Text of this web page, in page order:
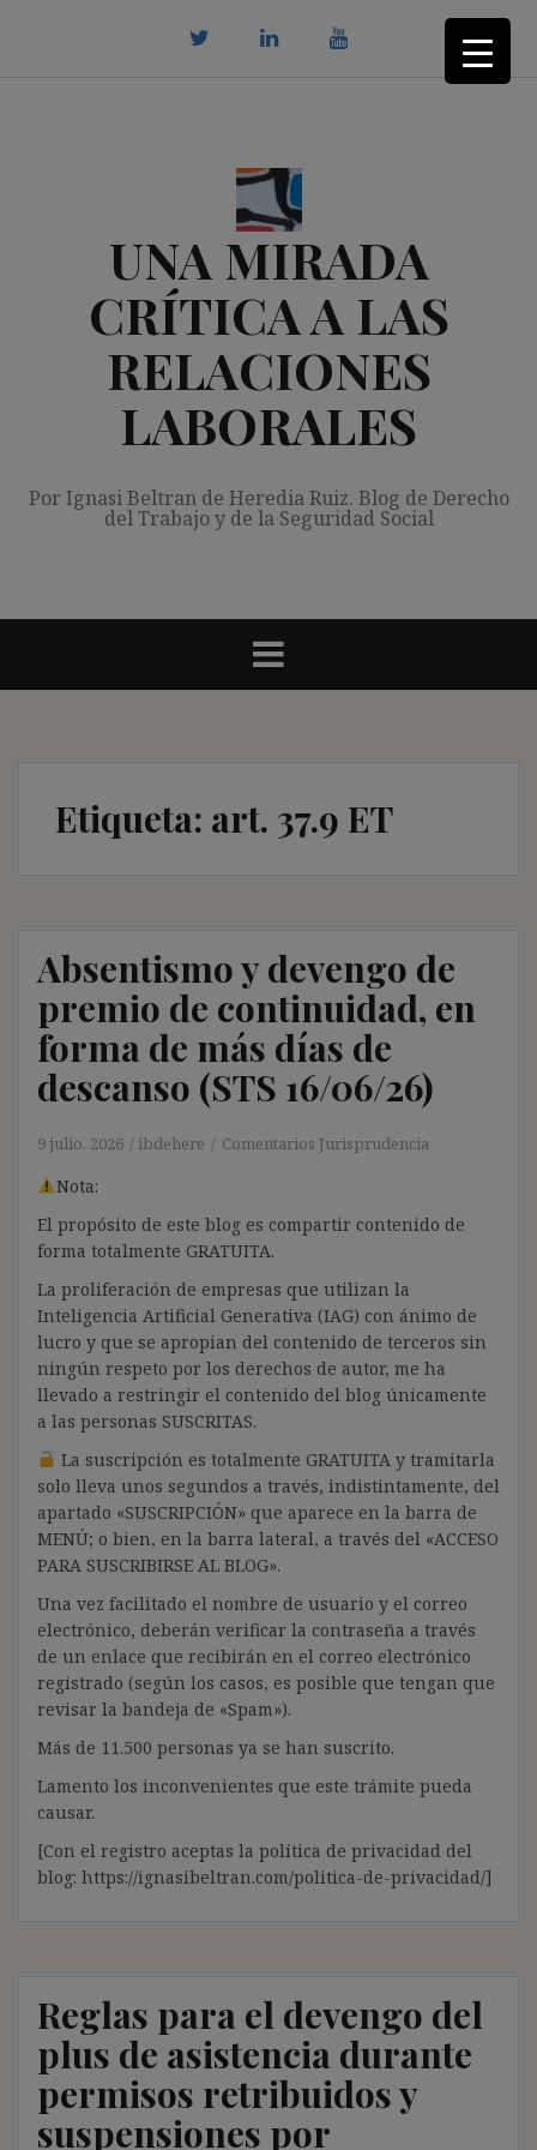
UNA MIRADA
CRÍTICA A LAS
RELACIONES
LABORALES
Por Ignasi Beltran de Heredia Ruiz. Blog de Derecho
del Trabajo y de la Seguridad Social
Etiqueta: art. 37.9 ET
Absentismo y devengo de
premio de continuidad, en
forma de más días de
descanso (STS 16/06/26)
9 julio, 2026 ibdehere Comentarios Jurisprudencia
Nota:
El propósito de este blog es compartir contenido de
forma totalmente GRATUITA.
La proliferación de empresas que utilizan la
Inteligencia Artificial Generativa (IAG) con ánimo de
lucro y que se apropian del contenido de terceros sin
ningún respeto por los derechos de autor, me ha
llevado a restringir el contenido del blog únicamente
a las personas SUSCRITAS.
La suscripción es totalmente GRATUITA y tramitarla
solo lleva unos segundos a través, indistintamente, del
apartado «SUSCRIPCIÓN» que aparece en la barra de
MENÚ; o bien, en la barra lateral, a través del «ACCESO
PARA SUSCRIBIRSE AL BLOG».
Una vez facilitado el nombre de usuario y el correo
electrónico, deberán verificar la contraseña a través
de un enlace que recibirán en el correo electrónico
registrado (según los casos, es posible que tengan que
revisar la bandeja de «Spam»).
Más de 11.500 personas ya se han suscrito.
Lamento los inconvenientes que este trámite pueda
causar.
[Con el registro aceptas la política de privacidad del
blog: https://ignasibeltran.com/politica-de-privacidad/]
Reglas para el devengo del
plus de asistencia durante
permisos retribuidos y
suspensiones por